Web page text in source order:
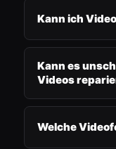
Kann ich
Kann es
Videos
Welche